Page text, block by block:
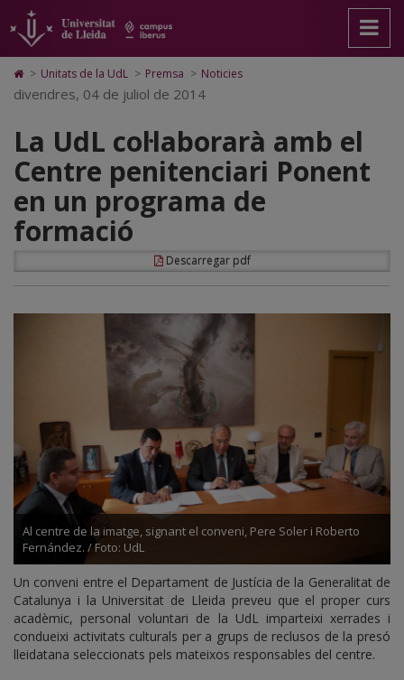
La
UdL
col·laborarà
amb
el
Centre
penitenciari
Ponent
en
un
programa
formació
pàgina
principal.
Universitat
Lleida
contingut
principal
Mapa
Web.
Universitat
Cerca
Accessibilitat.
Universitat
Lleida
Icono
de
Home
a
la
página
de
inicio
> Unitats de la UdL > Premsa > Noticies
divendres, 04 de juliol de 2014
La UdL col·laborarà amb el
Centre penitenciari Ponent
en un programa de
formació
Descarregar pdf
Al centre de la imatge, signant el conveni, Pere Soler i Roberto
Fernández. / Foto: UdL
Un conveni entre el Departament de Justícia de la Generalitat de
Catalunya i la Universitat de Lleida preveu que el proper curs
acadèmic, personal voluntari de la UdL imparteixi xerrades i
condueixi activitats culturals per a grups de reclusos de la presó
lleidatana seleccionats pels mateixos responsables del centre.